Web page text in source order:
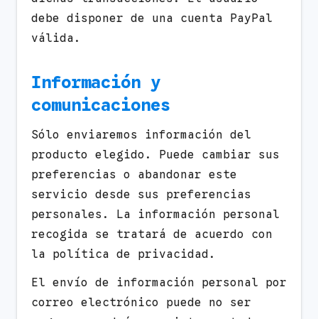
debe disponer de una cuenta PayPal
válida.
Información y
comunicaciones
Sólo enviaremos información del
producto elegido. Puede cambiar sus
preferencias o abandonar este
servicio desde sus preferencias
personales. La información personal
recogida se tratará de acuerdo con
la política de privacidad.
El envío de información personal por
correo electrónico puede no ser